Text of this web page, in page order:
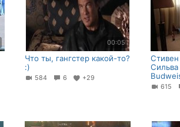
00:05
Что ты, гангстер какой-то?
:)
584 6 +29
615